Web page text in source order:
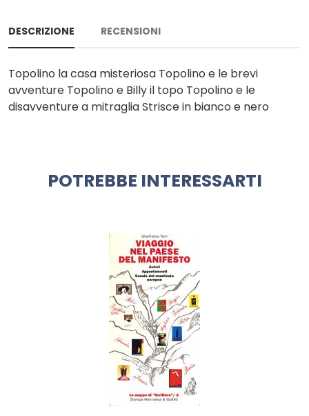
DESCRIZIONE RECENSIONI
Topolino la casa misteriosa Topolino e le brevi
avventure Topolino e Billy il topo Topolino e le
disavventure a mitraglia Strisce in bianco e nero
POTREBBE INTERESSARTI